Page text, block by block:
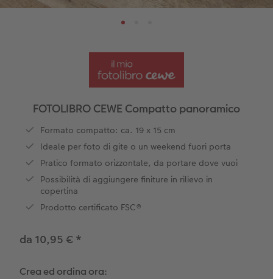
Finiture
Box portafoto
Foto adesivi
Poster premium
Come ordinare
Foto istantanee
Collage foto
Plexiglas
Gallery print
Foto su legno
Mosaico
Come ordinare
Tipi di carta
Scuola & ufficio
Cover
Tipi di carta
Cartoline spedizione diretta
Cover bio based
Iper
FOTOLIBRO CEWE Compatto panoramico
Formato compatto: ca. 19 x 15 cm
Ideale per foto di gite o un weekend fuori porta
Pratico formato orizzontale, da portare dove vuoi
Possibilità di aggiungere finiture in rilievo in
copertina
Prodotto certificato FSC®
da 10,95 € *
Crea ed ordina ora: